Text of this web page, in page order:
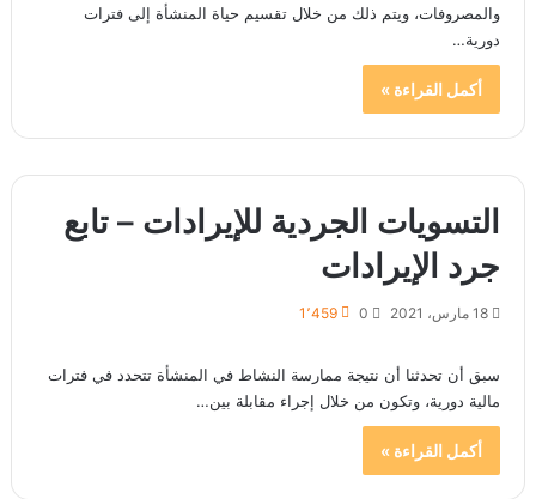
والمصروفات، ويتم ذلك من خلال تقسيم حياة المنشأة إلى فترات
دورية…
أكمل القراءة »
التسويات الجردية للإيرادات – تابع
جرد الإيرادات
18 مارس، 2021 0 1٬459
سبق أن تحدثنا أن نتيجة ممارسة النشاط في المنشأة تتحدد في فترات
مالية دورية، وتكون من خلال إجراء مقابلة بين…
أكمل القراءة »